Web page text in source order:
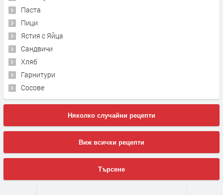
Паста
Пици
Ястия с Яйца
Сандвичи
Хляб
Гарнитури
Сосове
Няколко случайни рецепти
Виж всички рецепти
Търсене